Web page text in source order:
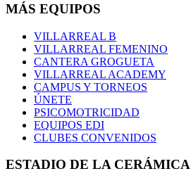
MÁS EQUIPOS
VILLARREAL B
VILLARREAL FEMENINO
CANTERA GROGUETA
VILLARREAL ACADEMY
CAMPUS Y TORNEOS
ÚNETE
PSICOMOTRICIDAD
EQUIPOS EDI
CLUBES CONVENIDOS
ESTADIO DE LA CERÁMICA